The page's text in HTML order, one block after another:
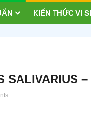
KIẾN THỨC VI
SALIVARIUS –